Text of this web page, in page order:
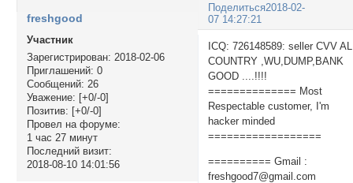
Поделиться2018-02-
07 14:27:21
freshgood
Участник
Зарегистрирован: 2018-02-06
Приглашений: 0
Сообщений: 26
Уважение: [+0/-0]
Позитив: [+0/-0]
Провел на форуме:
1 час 27 минут
Последний визит:
2018-08-10 14:01:56
ICQ: 726148589: seller CVV
COUNTRY ,WU,DUMP,BANK
GOOD ....!!!!
============== Most
Respectable customer, I'm
hacker minded
==================
========== Gmail :
freshgood7@gmail.com